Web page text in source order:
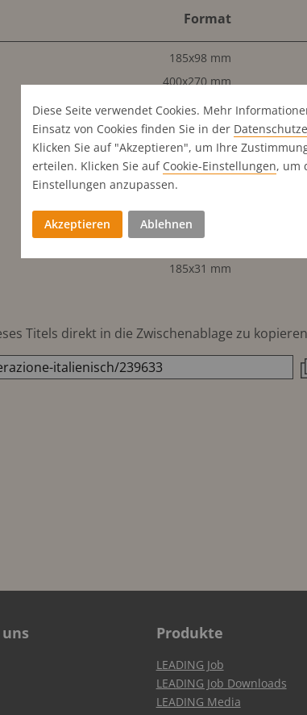
Format
185x98 mm
400x270 mm
185x270 mm
90x270 mm
185x133 mm
400x133 mm
90x133 mm
185x31 mm
Titels direkt in die Zwischenablage zu kopieren
Produkte
LEADING Job
LEADING Job Downloads
LEADING Media
Diese Seite verwendet Cookies. Mehr
Einsatz von Cookies finden Sie in der
Klicken Sie auf "Akzeptieren", um Ihre
erteilen. Klicken Sie auf Cookie-Einstellungen, um
Einstellungen anzupassen.
Akzeptieren Ablehnen